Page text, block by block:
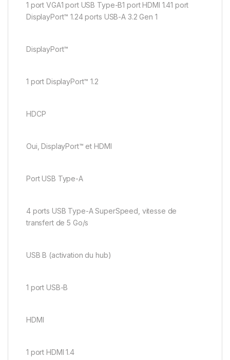
1 port VGA1 port USB Type-B1 port HDMI 1.41 port
DisplayPort™ 1.24 ports USB-A 3.2 Gen 1
DisplayPort™
1 port DisplayPort™ 1.2
HDCP
Oui, DisplayPort™ et HDMI
Port USB Type-A
4 ports USB Type-A SuperSpeed, vitesse de
transfert de 5 Go/s
USB B (activation du hub)
1 port USB-B
HDMI
1 port HDMI 1.4